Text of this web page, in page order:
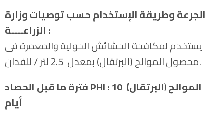
الجرعة وطريقة الإستخدام حسب توصيات وزارة
الزراعــــة :
يستخدم لمكافحة الحشائش الحولية والمعمرة فى
محصول الموالح (البرتقال) بمعدل 2.5 لتر / للفدان.
PHI: الموالح (البرتقال) 10
أيام